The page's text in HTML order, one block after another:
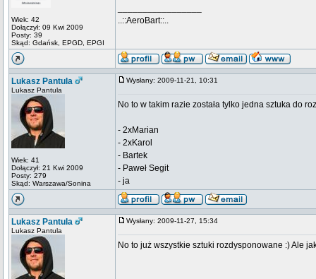
Wiek: 42
Dołączył: 09 Kwi 2009
Posty: 39
Skąd: Gdańsk, EPGD, EPGI
..::AeroBart::..
Lukasz Pantula
Lukasz Pantula
Wiek: 41
Dołączył: 21 Kwi 2009
Posty: 279
Skąd: Warszawa/Sonina
Wysłany: 2009-11-21, 10:31
No to w takim razie została tylko jedna sztuka do
- 2xMarian
- 2xKarol
- Bartek
- Paweł Segit
- ja
Lukasz Pantula
Lukasz Pantula
Wysłany: 2009-11-27, 15:34
No to już wszystkie sztuki rozdysponowane :) Ale